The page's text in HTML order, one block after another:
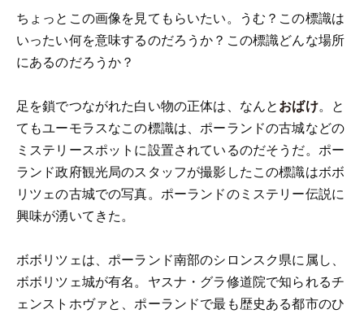
ちょっとこの画像を見てもらいたい。うむ？この標識は
いったい何を意味するのだろうか？この標識どんな場所
にあるのだろうか？
足を鎖でつながれた白い物の正体は、なんとおばけ。と
てもユーモラスなこの標識は、ポーランドの古城などの
ミステリースポットに設置されているのだそうだ。ポー
ランド政府観光局のスタッフが撮影したこの標識はボボ
リツェの古城での写真。ポーランドのミステリー伝説に
興味が湧いてきた。
ボボリツェは、ポーランド南部のシロンスク県に属し、
ボボリツェ城が有名。ヤスナ・グラ修道院で知られるチ
ェンストホヴァと、ポーランドで最も歴史ある都市のひ